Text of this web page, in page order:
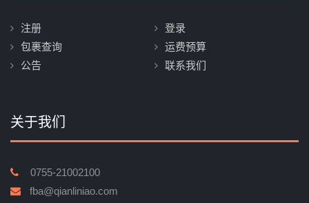
注册
登录
包裹查询
运费预算
公告
联系我们
关于我们
0755-21002100
fba@qianliniao.com